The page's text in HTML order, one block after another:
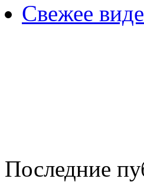
Свежее
Последние